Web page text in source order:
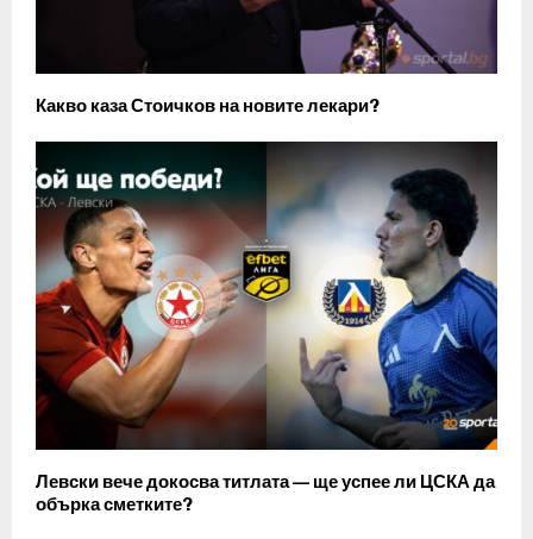
Какво каза Стоичков на новите лекари?
Левски вече докосва титлата — ще успее ли ЦСКА да
обърка сметките?